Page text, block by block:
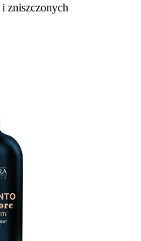
zniszczonych